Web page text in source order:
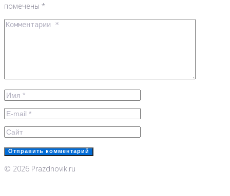
помечены *
© 2026 Prazdnovik.ru